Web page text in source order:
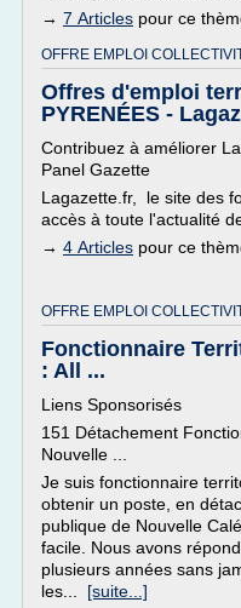
→ 7 Articles pour ce
OFFRE EMPLOI
Offres d'emploi
PYRENÉES -
Contribuez à améliorer
Panel Gazette
Lagazette.fr, le site des
accès à toute l'actualité
→ 4 Articles pour ce
OFFRE EMPLOI
Fonctionnaire
: All ...
Liens Sponsorisés
151 Détachement
Nouvelle ...
Je suis fonctionnaire
obtenir un poste, en
publique de Nouvelle
facile. Nous avons
plusieurs années sans
les... [suite...]